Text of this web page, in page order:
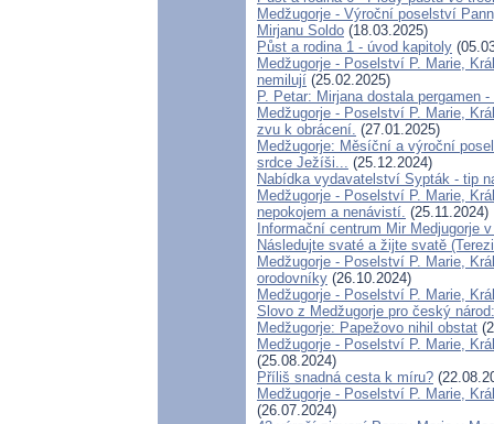
Medžugorje - Výroční poselství
Mirjanu Soldo (18.03.2025)
Půst a rodina 1 - úvod kapitoly
Medžugorje - Poselství P. Marie,
nemilují (25.02.2025)
P. Petar: Mirjana dostala pergamen
Medžugorje - Poselství P. Marie,
zvu k obrácení. (27.01.2025)
Medžugorje: Měsíční a výroční
srdce Ježíši... (25.12.2024)
Nabídka vydavatelství Sypták - tip
Medžugorje - Poselství P. Marie,
nepokojem a nenávistí. (25.11.2024)
Informační centrum Mir Medjugorje
Následujte svaté a žijte svatě
Medžugorje - Poselství P. Marie,
orodovníky (26.10.2024)
Medžugorje - Poselství P. Marie,
Slovo z Medžugorje pro český
Medžugorje: Papežovo nihil obstat
Medžugorje - Poselství P. Marie,
(25.08.2024)
Příliš snadná cesta k míru?
Medžugorje - Poselství P. Marie,
(26.07.2024)